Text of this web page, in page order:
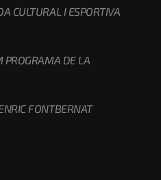
CULTURAL I ESPORTIVA
PROGRAMA DE LA
FONTBERNAT